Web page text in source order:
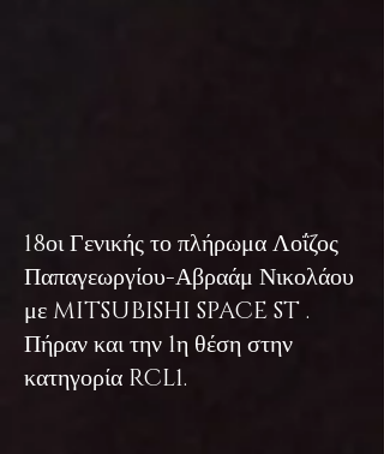
18οι Γενικής το πλήρωμα Λοΐζος
Παπαγεωργίου-Αβραάμ Νικολάου
με MITSUBISHI SPACE ST .
Πήραν και την 1η θέση στην
κατηγορία RCL1.